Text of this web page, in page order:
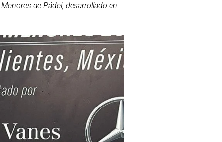
de Pádel, desarrollado en